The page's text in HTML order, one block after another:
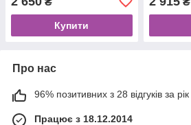
Купити
Про нас
96% позитивних з 28 відгуків за рік
Працює з 18.12.2014